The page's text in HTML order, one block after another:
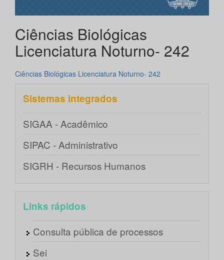
Ciências Biológicas
Licenciatura Noturno- 242
Ciências Biológicas Licenciatura Noturno- 242
Sistemas integrados
SIGAA - Acadêmico
SIPAC - Administrativo
SIGRH - Recursos Humanos
Links rápidos
Consulta pública de processos
Sei